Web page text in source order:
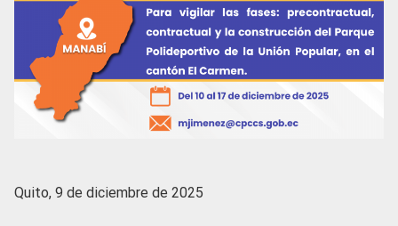
Quito, 9 de diciembre de 2025